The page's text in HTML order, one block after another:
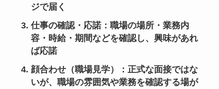
ジで届く
仕事の確認・応諾：職場の場所・業務内
容・時給・期間などを確認し、興味があれ
ば応諾
顔合わせ（職場見学）
：正式な面接ではな
いが、職場の雰囲気や業務を確認する場が